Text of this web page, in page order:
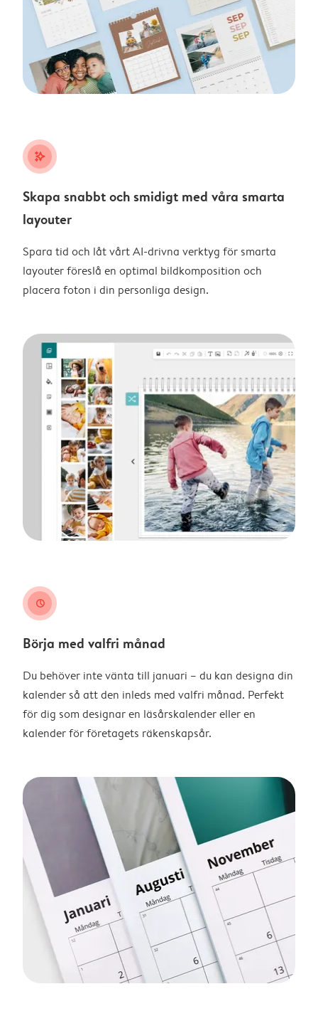
stars_plus
Skapa snabbt och smidigt med våra smarta
layouter
Spara tid och låt vårt AI-drivna verktyg för smarta
layouter föreslå en optimal bildkomposition och
placera foton i din personliga design.
clock
Börja med valfri månad
Du behöver inte vänta till januari – du kan designa din
kalender så att den inleds med valfri månad. Perfekt
för dig som designar en läsårskalender eller en
kalender för företagets räkenskapsår.